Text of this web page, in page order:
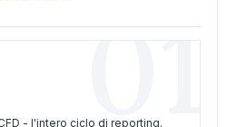
01
- l'intero ciclo di reporting.